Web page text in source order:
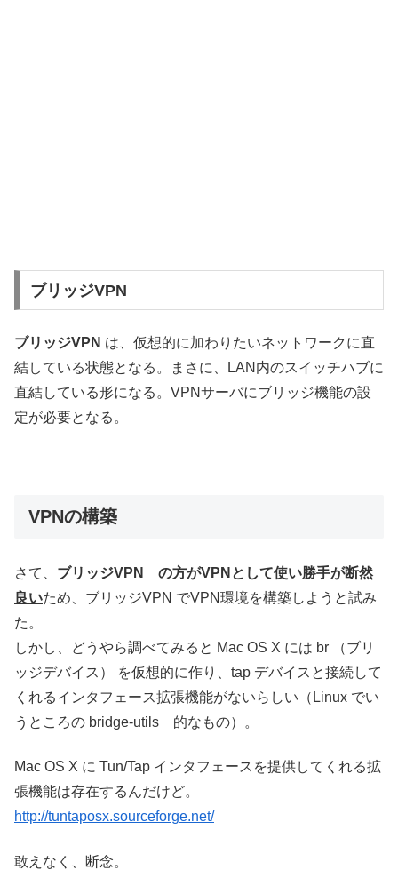
ブリッジVPN
ブリッジVPN は、仮想的に加わりたいネットワークに直
結している状態となる。まさに、LAN内のスイッチハブに
直結している形になる。VPNサーバにブリッジ機能の設
定が必要となる。
VPNの構築
さて、 ブリッジVPN の方がVPNとして使い勝手が断然
良いため、ブリッジVPN でVPN環境を構築しようと試み
た。
しかし、どうやら調べてみると Mac OS X には br （ブリ
ッジデバイス） を仮想的に作り、tap デバイスと接続して
くれるインタフェース拡張機能がないらしい（Linux でい
うところの bridge-utils 的なもの）。
Mac OS X に Tun/Tap インタフェースを提供してくれる拡
張機能は存在するんだけど。
http://tuntaposx.sourceforge.net/
敢えなく、断念。